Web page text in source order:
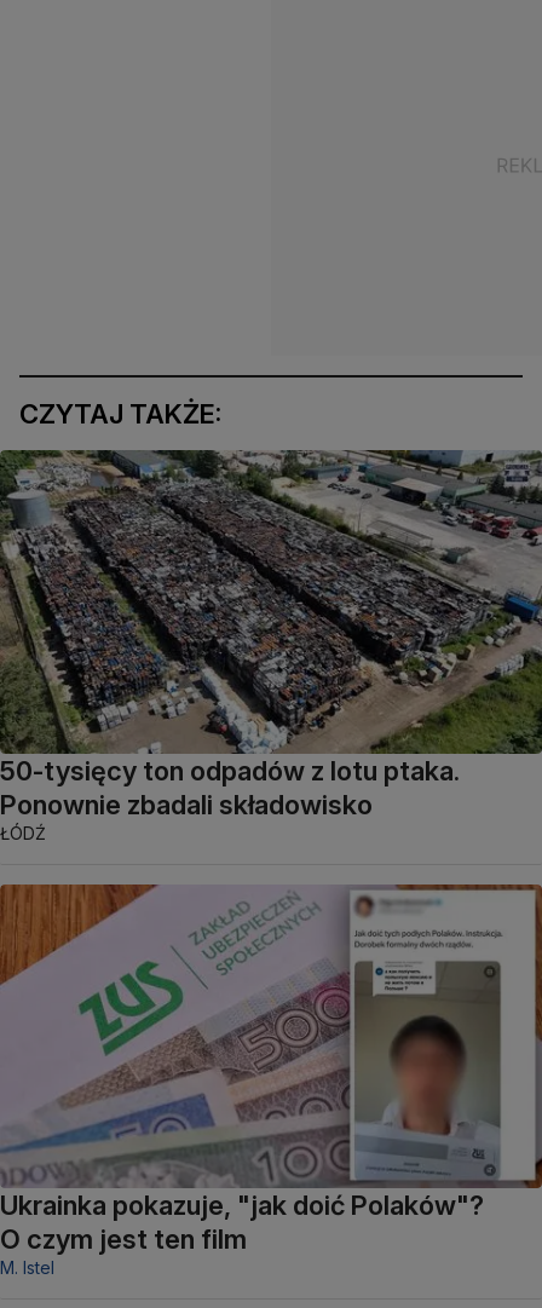
CZYTAJ TAKŻE:
50-tysięcy ton odpadów z lotu ptaka.
Ponownie zbadali składowisko
ŁÓDŹ
Ukrainka pokazuje, "jak doić Polaków"?
O czym jest ten film
M. Istel